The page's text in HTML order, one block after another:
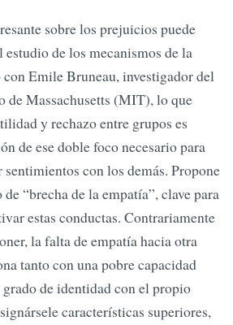
sobre los prejuicios puede
estudio de los mecanismos de la
Emile Bruneau, investigador del
de Massachusetts (MIT), lo que
y rechazo entre grupos es
de ese doble foco necesario para
con los demás. Propone
“brecha de la empatía”, clave para
estas conductas. Contrariamente
la falta de empatía hacia otra
tanto con una pobre capacidad
de identidad con el propio
características superiores,